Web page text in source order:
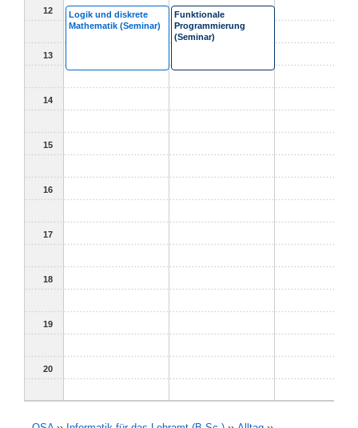
12
13
14
15
16
17
18
19
20
Logik und diskrete
Mathematik (Seminar)
Funktionale
Programmierung
(Seminar)